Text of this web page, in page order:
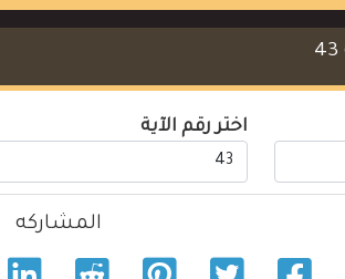
اختر رقم الآية
المشاركه